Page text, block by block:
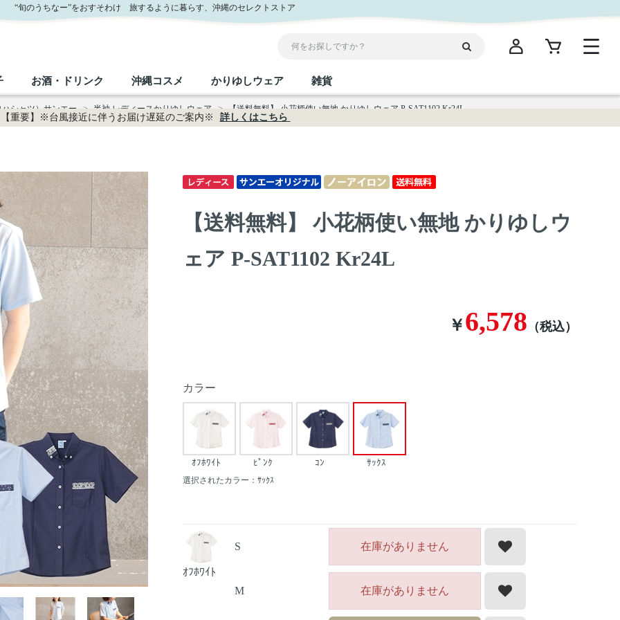
“旬のうちなー”をおすそわけ 旅するように暮らす、沖縄のセレクトストア
フルーツ・野菜 お肉 海産物
缶詰／パウチ 沖縄料理 沖縄そば／乾麺
レトルト食品 乾物／粉類
砂糖／黒砂糖 塩 お酢／ドレッシング
しょうゆ みそ だし／スパイス／島唐辛子
黒糖 ちんすこう 伝統菓子
おつまみ 沖縄限定商品（ご当地）
お酒・ドリンク
泡盛 ビール・チューハイ ワイン・ウィスキー・カクテル
ドリンク 茶葉
沖縄コスメ
スキンケア ボディケア
ヘアケア UVケア
限定品
かりゆしウェア
メンズ レディース
雑貨
沖縄ファッション 伝統工芸品 箸・線香・ウチカビ
【重要】※台風接近に伴うお届け遅延のご案内※ 詳しくはこちら
シャツ）サンエー > 半袖 レディースかりゆしウェア > 【送料無料】 小花柄使い無地 かりゆしウェア P-SAT1102 Kr24L
【送料無料】 小花柄使い無地 かりゆしウ
ェア P-SAT1102 Kr24L
￥6,578 （税込）
カラー
ｵﾌﾎﾜｲﾄ ﾋﾟﾝｸ ｺﾝ ｻｯｸｽ
選択されたカラー：ｻｯｸｽ
ｵﾌﾎﾜｲﾄ
S 在庫がありません
M 在庫がありません